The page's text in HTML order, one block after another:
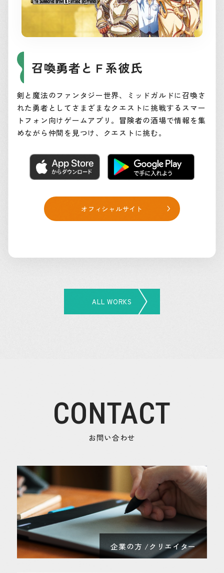
召喚勇者とＦ系彼氏
剣と魔法のファンタジー世界、ミッドガルドに召喚さ
れた勇者としてさまざまなクエストに挑戦するスマー
トフォン向けゲームアプリ。冒険者の酒場で情報を集
めながら仲間を見つけ、クエストに挑む。
オフィシャルサイト
ALL WORKS
CONTACT
お問い合わせ
企業の方 /クリエイター